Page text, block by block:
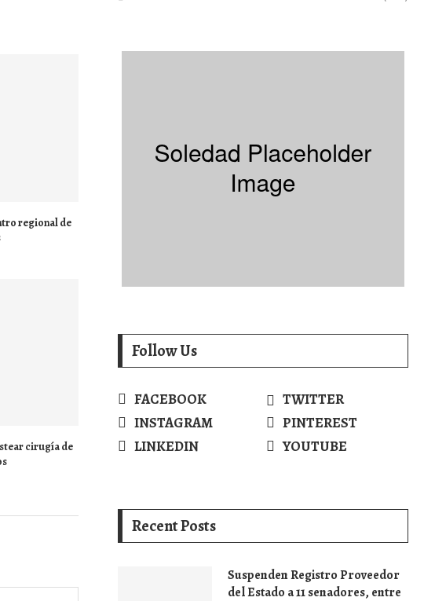
regional de
cirugía de
Follow Us
FACEBOOK
TWITTER
INSTAGRAM
PINTEREST
LINKEDIN
YOUTUBE
Recent Posts
Suspenden Registro Proveedor
del Estado a 11 senadores, entre